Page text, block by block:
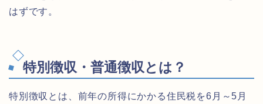
はずです。
特別徴収・普通徴収とは？
特別徴収とは、前年の所得にかかる住民税を6月～5月